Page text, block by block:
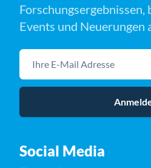
Forschungsergebnissen,
Events und Neuerungen
Ihre E-Mail Adresse
Social Media